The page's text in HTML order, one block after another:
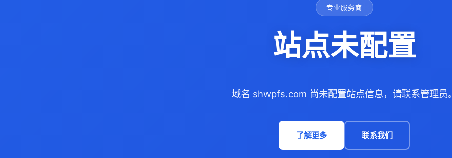
专业服务商
站点未配置
域名 shwpfs.com 尚未配置站点信息，请联系管理员。
了解更多 联系我们